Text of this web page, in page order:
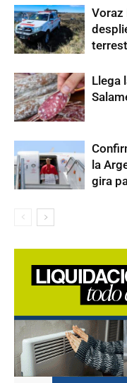
Voraz
Llega
la
gira